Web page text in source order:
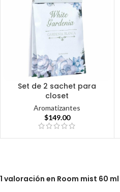
Set de 2 sachet para
closet
Aromatizantes
$149.00
1 valoración en Room mist 60 ml